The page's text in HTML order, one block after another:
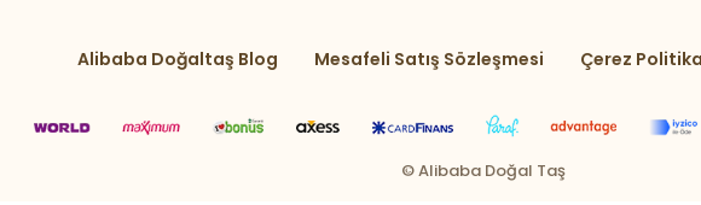
Alibaba Doğaltaş Blog Mesafeli Satış Sözleşmesi Çerez